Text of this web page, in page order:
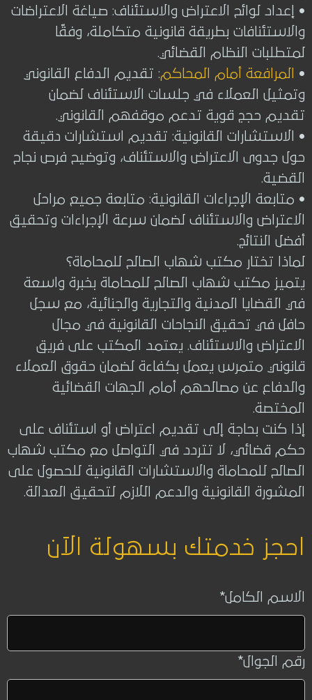
• إعداد لوائح الاعتراض والاستئناف: صياغة الاعتراضات
والاستئنافات بطريقة قانونية متكاملة، وفقًا
لمتطلبات النظام القضائي.
• المرافعة أمام المحاكم: تقديم الدفاع القانوني
وتمثيل العملاء في جلسات الاستئناف لضمان
تقديم حجج قوية تدعم موقفهم القانوني.
• الاستشارات القانونية: تقديم استشارات دقيقة
حول جدوى الاعتراض والاستئناف، وتوضيح فرص نجاح
القضية.
• متابعة الإجراءات القانونية: متابعة جميع مراحل
الاعتراض والاستئناف لضمان سرعة الإجراءات وتحقيق
أفضل النتائج.
لماذا تختار مكتب شهاب الصالح للمحاماة؟
يتميز مكتب شهاب الصالح للمحاماة بخبرة واسعة
في القضايا المدنية والتجارية والجنائية، مع سجل
حافل في تحقيق النجاحات القانونية في مجال
الاعتراض والاستئناف. يعتمد المكتب على فريق
قانوني متمرس يعمل بكفاءة لضمان حقوق العملاء
والدفاع عن مصالحهم أمام الجهات القضائية
المختصة.
إذا كنت بحاجة إلى تقديم اعتراض أو استئناف على
حكم قضائي، لا تتردد في التواصل مع مكتب شهاب
الصالح للمحاماة والاستشارات القانونية للحصول على
المشورة القانونية والدعم اللازم لتحقيق العدالة.
احجز خدمتك بسهولة الآن
الاسم الكامل*
رقم الجوال*